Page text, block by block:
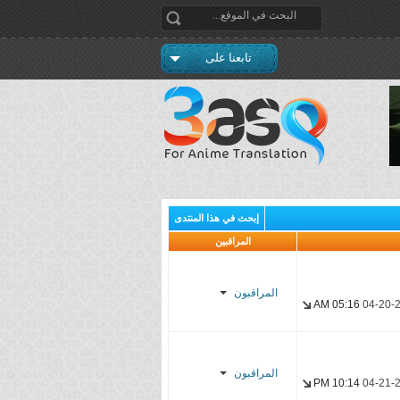
تابعنا على
إبحث في هذا المنتدى
المراقبين
04-20-
05:16 AM
المراقبون
04-21-
10:14 PM
المراقبون